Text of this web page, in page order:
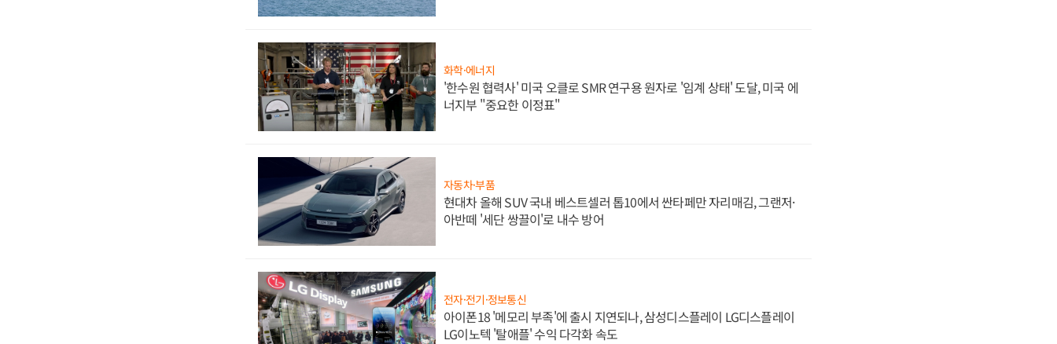
화학·에너지
'한수원 협력사' 미국 오클로 SMR 연구용 원자로 '임계 상태' 도달, 미국 에
너지부 "중요한 이정표"
자동차·부품
현대차 올해 SUV 국내 베스트셀러 톱10에서 싼타페만 자리매김, 그랜저·
아반떼 '세단 쌍끌이'로 내수 방어
전자·전기·정보통신
아이폰18 '메모리 부족'에 출시 지연되나, 삼성디스플레이 LG디스플레이
LG이노텍 '탈애플' 수익 다각화 속도